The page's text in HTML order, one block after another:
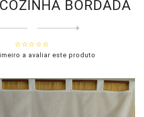
BORDADA
a avaliar este produto